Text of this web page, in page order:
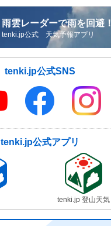
雨雲レーダーで雨を回避！
tenki.jp公式 天気予報アプリ
tenki.jp公式SNS
tenki.jp公式アプリ
tenki.jp 登山天気